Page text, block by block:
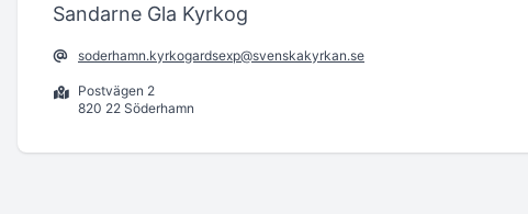
Sandarne Gla Kyrkog
soderhamn.kyrkogardsexp@svenskakyrkan.se
Postvägen 2
820 22 Söderhamn